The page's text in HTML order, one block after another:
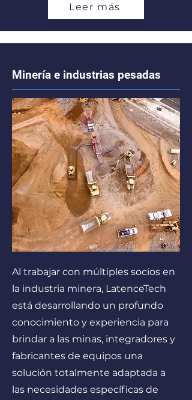
Leer más
Minería e industrias pesadas
Al trabajar con múltiples socios en
la industria minera, LatenceTech
está desarrollando un profundo
conocimiento y experiencia para
brindar a las minas, integradores y
fabricantes de equipos una
solución totalmente adaptada a
las necesidades específicas de